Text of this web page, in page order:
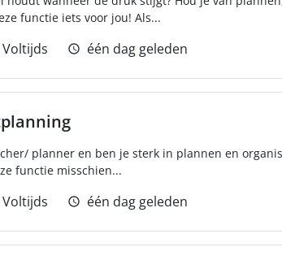
functie iets voor jou! Als...
Voltijds één dag geleden
planner en ben je sterk in plannen en
functie misschien...
Voltijds één dag geleden